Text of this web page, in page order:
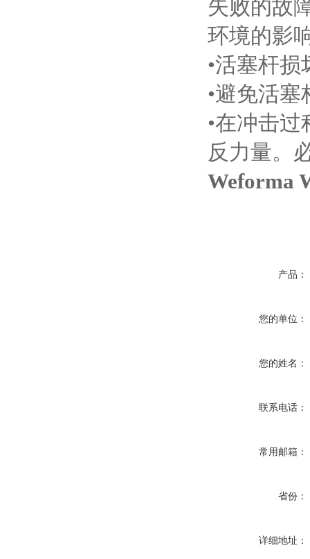
失败的故
环境的影
•活塞杆
•避免活
•在冲击
反力量。
Weforma
产品：
您的单位：
您的姓名：
联系电话：
常用邮箱：
省份：
详细地址：